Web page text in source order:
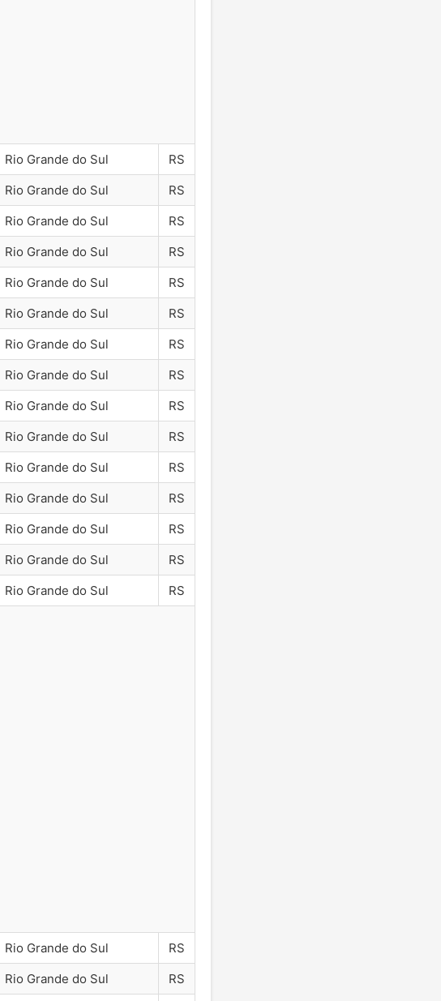
Rio Grande do Sul
RS
Rio Grande do Sul
RS
Rio Grande do Sul
RS
Rio Grande do Sul
RS
Rio Grande do Sul
RS
Rio Grande do Sul
RS
Rio Grande do Sul
RS
Rio Grande do Sul
RS
Rio Grande do Sul
RS
Rio Grande do Sul
RS
Rio Grande do Sul
RS
Rio Grande do Sul
RS
Rio Grande do Sul
RS
Rio Grande do Sul
RS
Rio Grande do Sul RS
Rio Grande do Sul
RS
Rio Grande do Sul RS